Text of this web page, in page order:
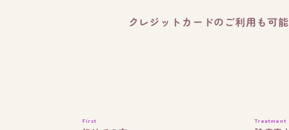
クレジットカードのご利用も可能
First Treatment